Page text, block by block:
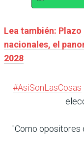
Lea también:
nacionales, el
2028
#AsiSonLasCosas
"Como opositores